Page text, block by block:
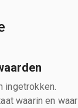
ingetrokken.
waarin en waar